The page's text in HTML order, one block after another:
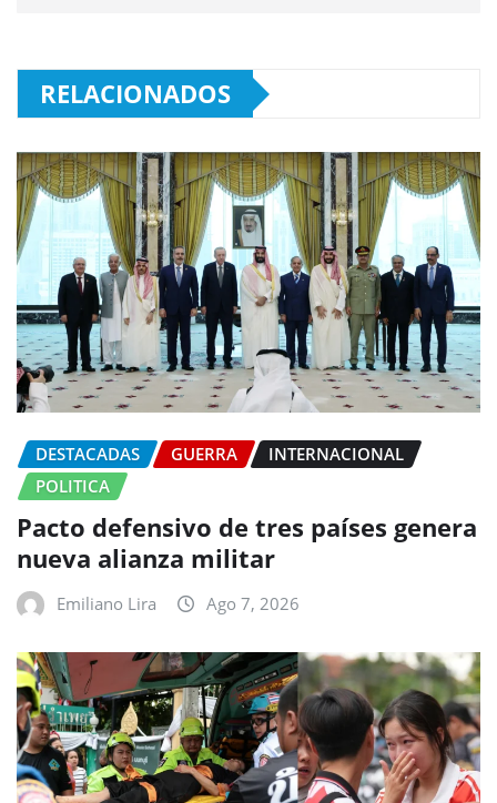
RELACIONADOS
DESTACADAS GUERRA
INTERNACIONAL
POLITICA
Pacto defensivo de tres países genera
nueva alianza militar
Emiliano Lira Ago 7, 2026